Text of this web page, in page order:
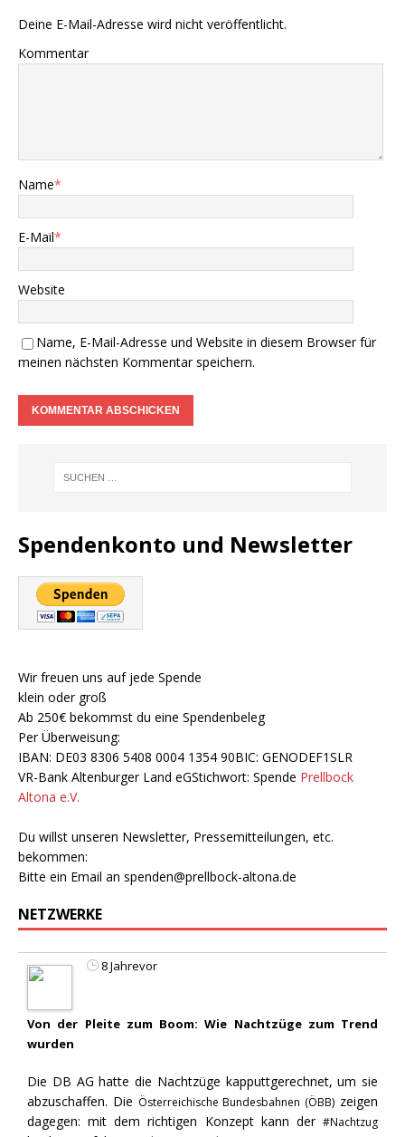
Deine E-Mail-Adresse wird nicht veröffentlicht.
Kommentar
Name*
E-Mail*
Website
Name, E-Mail-Adresse und Website in diesem Browser für
meinen nächsten Kommentar speichern.
Spendenkonto und Newsletter
Wir freuen uns auf jede Spende
klein oder groß
Ab 250€ bekommst du eine Spendenbeleg
Per Überweisung:
IBAN: DE03 8306 5408 0004 1354 90BIC: GENODEF1SLR
VR-Bank Altenburger Land eGStichwort: Spende Prellbock
Altona e.V.
Du willst unseren Newsletter, Pressemitteilungen, etc.
bekommen:
Bitte ein Email an spenden@prellbock-altona.de
NETZWERKE
8 Jahrevor
Von der Pleite zum Boom: Wie Nachtzüge zum Trend
wurden
Die DB AG hatte die Nachtzüge kapputtgerechnet, um sie
abzuschaffen. Die Österreichische Bundesbahnen (ÖBB) zeigen
dagegen: mit dem richtigen Konzept kann der #Nachtzug